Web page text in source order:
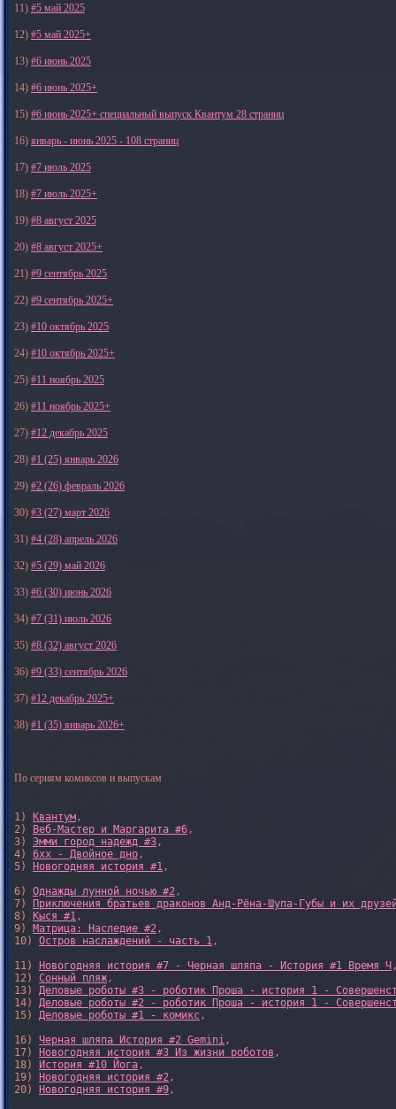
11) #5 май 2025
12) #5 май 2025+
13) #6 июнь 2025
14) #6 июнь 2025+
15) #6 июнь 2025+ специальный выпуск Квантум 28 страниц
16) январь - июнь 2025 - 108 страниц
17) #7 июль 2025
18) #7 июль 2025+
19) #8 август 2025
20) #8 август 2025+
21) #9 сентябрь 2025
22) #9 сентябрь 2025+
23) #10 октябрь 2025
24) #10 октябрь 2025+
25) #11 ноябрь 2025
26) #11 ноябрь 2025+
27) #12 декабрь 2025
28) #1 (25) январь 2026
29) #2 (26) февраль 2026
30) #3 (27) март 2026
31) #4 (28) апрель 2026
32) #5 (29) май 2026
33) #6 (30) июнь 2026
34) #7 (31) июль 2026
35) #8 (32) август 2026
36) #9 (33) сентябрь 2026
37) #12 декабрь 2025+
38) #1 (35) январь 2026+
По сериям комиксов и выпускам
1) Квантум,
2)
Веб-Мастер и Маргарита #6,
3) Эмми город надежд #3,
4) 6xx - Двойное дно,
5)
Новогодняя история #1,
6) Однажды лунной ночью #2,
7)
Приключения братьев драконов Анд-Рёна-Шупа-Губы и их
8)
Кыся #1,
9) Матрица: Наследие #2,
10) Остров наслаждений - часть 1,
11)
Новогодняя история #7 - Черная шляпа - История #1 Время Ч
12) Сонный пляж,
13) Деловые роботы #3 - роботик Проша - история 1 -
14) Деловые роботы #2 - роботик Проша - история 1 -
15) Деловые роботы #1 - комикс,
16) Черная шляпа История #2 Gemini,
17)
Новогодняя история #3 Из жизни роботов ,
18)
История #10 Йога,
19)
Новогодняя история #2,
20)
Новогодняя история #9,